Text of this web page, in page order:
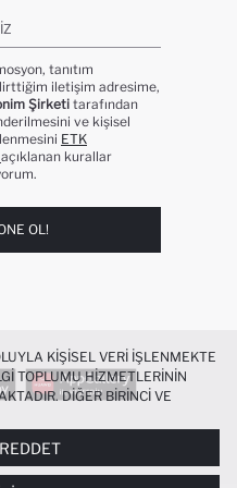
tanıtım
iletişim adresime,
Şirketi tarafından
ve kişisel
ETK
açıklanan kurallar
OL!
KIŞISEL VERI IŞLENMEKTE
TOPLUMU HIZMETLERININ
DIĞER BIRINCI VE
DAHA IŞLEVSEL KILINMASI VE
HALINDE, SIZLERE
YAPILMASI AMAÇLARIYLA